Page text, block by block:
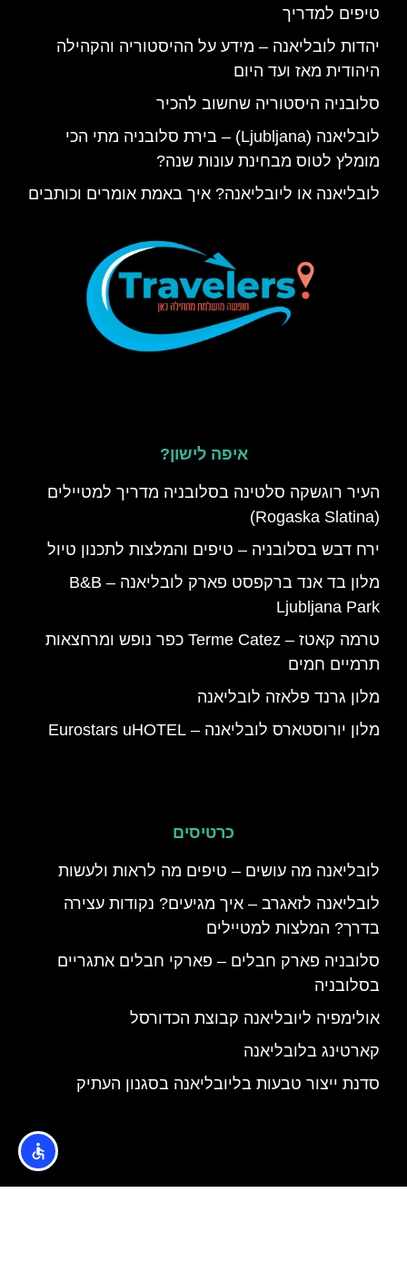
טיפים למדריך
יהדות לובליאנה – מידע על ההיסטוריה והקהילה
היהודית מאז ועד היום
סלובניה היסטוריה שחשוב להכיר
לובליאנה (Ljubljana) – בירת סלובניה מתי הכי
מומלץ לטוס מבחינת עונות שנה?
לובליאנה או ליובליאנה? איך באמת אומרים וכותבים
איפה לישון?
העיר רוגשקה סלטינה בסלובניה מדריך למטיילים
(Rogaska Slatina)
ירח דבש בסלובניה – טיפים והמלצות לתכנון טיול
מלון בד אנד ברקפסט פארק לובליאנה – B&B
Ljubljana Park
טרמה קאטז – Terme Catez כפר נופש ומרחצאות
תרמיים חמים
מלון גרנד פלאזה לובליאנה
מלון יורוסטארס לובליאנה – Eurostars uHOTEL
כרטיסים
לובליאנה מה עושים – טיפים מה לראות ולעשות
לובליאנה לזאגרב – איך מגיעים? נקודות עצירה
בדרך? המלצות למטיילים
סלובניה פארק חבלים – פארקי חבלים אתגריים
בסלובניה
אולימפיה ליובליאנה קבוצת הכדורסל
קארטינג בלובליאנה
סדנת ייצור טבעות בליובליאנה בסגנון העתיק